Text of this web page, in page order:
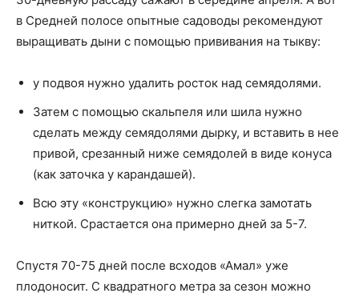
в Средней полосе опытные садоводы рекомендуют
выращивать дыни с помощью прививания на тыкву:
у подвоя нужно удалить росток над семядолями.
Затем с помощью скальпеля или шила нужно
сделать между семядолями дырку, и вставить в нее
привой, срезанный ниже семядолей в виде конуса
(как заточка у карандашей).
Всю эту «конструкцию» нужно слегка замотать
ниткой. Срастается она примерно дней за 5-7.
Спустя 70-75 дней после всходов «Амал» уже
плодоносит. С квадратного метра за сезон можно